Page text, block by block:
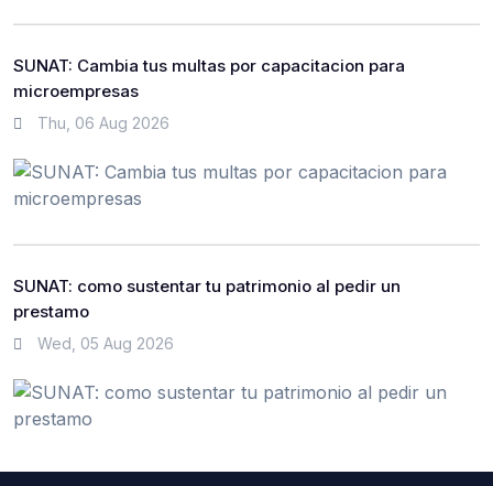
SUNAT: Cambia tus multas por capacitacion para
microempresas
Thu, 06 Aug 2026
SUNAT: como sustentar tu patrimonio al pedir un
prestamo
Wed, 05 Aug 2026